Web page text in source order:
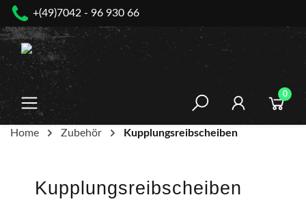
springen
+(49)7042 - 96 930 66
0
Home Zubehör Kupplungsreibscheiben
Kupplungsreibscheiben